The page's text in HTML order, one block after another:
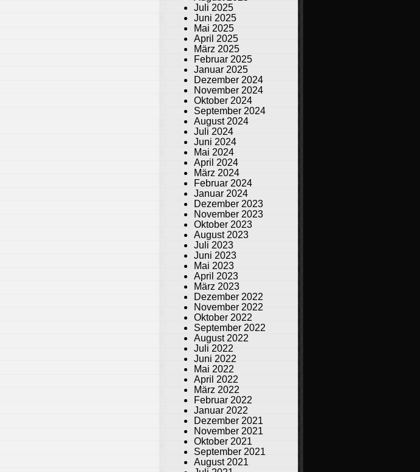
Juli 2025
Juni 2025
Mai 2025
April 2025
März 2025
Februar 2025
Januar 2025
Dezember 2024
November 2024
Oktober 2024
September 2024
August 2024
Juli 2024
Juni 2024
Mai 2024
April 2024
März 2024
Februar 2024
Januar 2024
Dezember 2023
November 2023
Oktober 2023
August 2023
Juli 2023
Juni 2023
Mai 2023
April 2023
März 2023
Dezember 2022
November 2022
Oktober 2022
September 2022
August 2022
Juli 2022
Juni 2022
Mai 2022
April 2022
März 2022
Februar 2022
Januar 2022
Dezember 2021
November 2021
Oktober 2021
September 2021
August 2021